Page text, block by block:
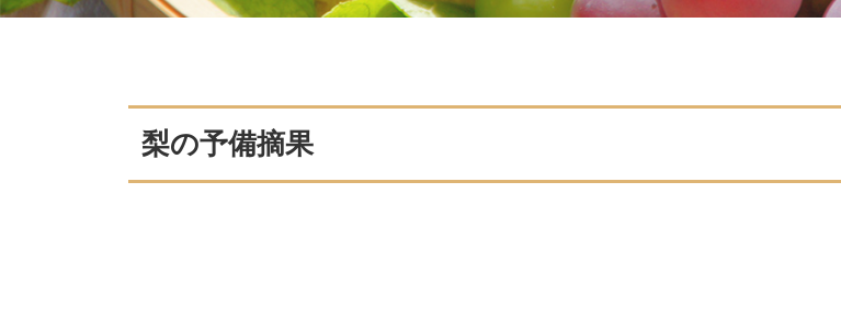
梨の予備摘果